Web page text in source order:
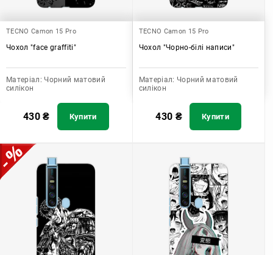
TECNO Camon 15 Pro
Чохол "face graffiti"
Матеріал: Чорний матовий
силікон
430₴ Купити
TECNO Camon 15 Pro
Чохол "Чорно-білі написи"
Матеріал: Чорний матовий
силікон
430 ₴ Купити